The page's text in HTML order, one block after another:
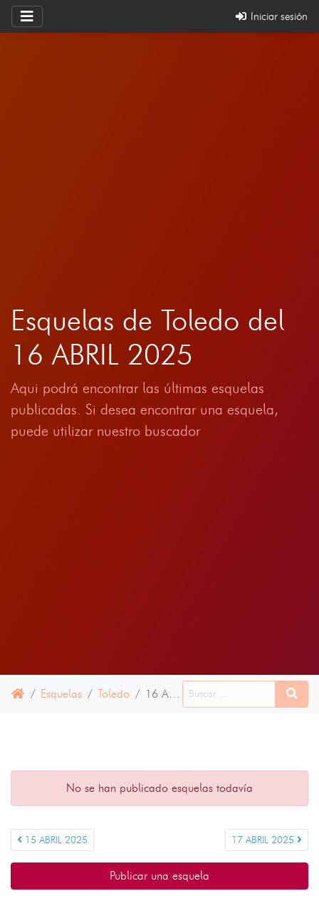
Iniciar sesión
Esquelas de Toledo del
16 ABRIL 2025
Aqui podrá encontrar las últimas esquelas
publicadas. Si desea encontrar una esquela,
puede utilizar nuestro buscador
Esquelas Toledo 16 ABRIL 2025
No se han publicado esquelas todavía
15 ABRIL 2025 17 ABRIL 2025
Publicar una esquela